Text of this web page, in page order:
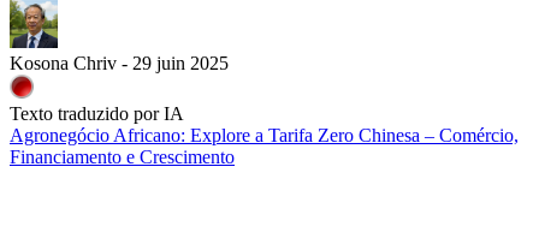
Kosona Chriv - 29 juin 2025
Texto traduzido por IA
Agronegócio Africano: Explore a Tarifa Zero Chinesa – Comércio,
Financiamento e Crescimento